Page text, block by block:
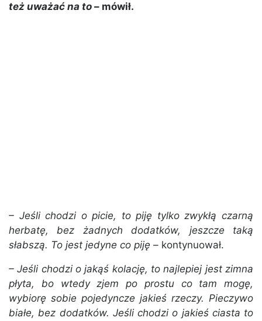
też uważać na to – mówił.
– Jeśli chodzi o picie, to piję tylko zwykłą czarną
herbatę, bez żadnych dodatków, jeszcze taką
słabszą. To jest jedyne co piję – kontynuował.
– Jeśli chodzi o jakąś kolację, to najlepiej jest zimna
płyta, bo wtedy zjem po prostu co tam mogę,
wybiorę sobie pojedyncze jakieś rzeczy. Pieczywo
białe, bez dodatków. Jeśli chodzi o jakieś ciasta to